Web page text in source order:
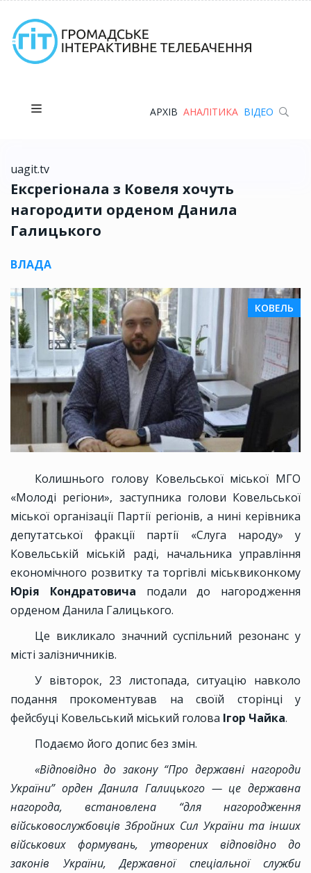
АРХІВ АНАЛІТИКА ВІДЕО
uagit.tv
Ексрегіонала з Ковеля хочуть
нагородити орденом Данила
Галицького
ВЛАДА
КОВЕЛЬ
Колишнього голову Ковельської міської МГО
«Молоді регіони», заступника голови Ковельської
міської організації Партії регіонів, а нині керівника
депутатської фракції партії «Слуга народу» у
Ковельській міській раді, начальника управління
економічного розвитку та торгівлі міськвиконкому
Юрія Кондратовича подали до нагородження
орденом Данила Галицького.
Це викликало значний суспільний резонанс у
місті залізничників.
У вівторок, 23 листопада, ситуацію навколо
подання прокоментував на своїй сторінці у
фейсбуці Ковельський міський голова Ігор Чайка.
Подаємо його допис без змін.
«Відповідно до закону “Про державні нагороди
України” орден Данила Галицького — це державна
нагорода, встановлена “для нагородження
військовослужбовців Збройних Сил України та інших
військових формувань, утворених відповідно до
законів України, Державної спеціальної служби